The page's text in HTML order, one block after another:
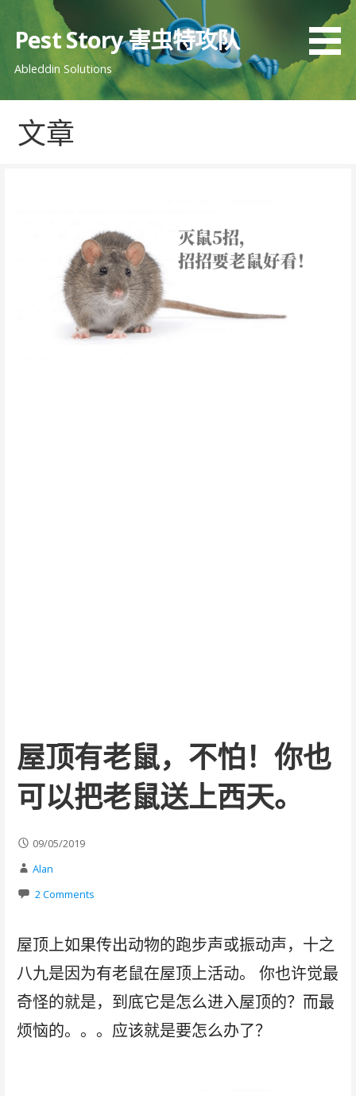
Pest Story 害虫特攻队
Ableddin Solutions
文章
屋顶有老鼠，不怕！你也
可以把老鼠送上西天。
09/05/2019
Alan
2 Comments
屋顶上如果传出动物的跑步声或振动声，十之
八九是因为有老鼠在屋顶上活动。 你也许觉最
奇怪的就是，到底它是怎么进入屋顶的？而最
烦恼的。。。应该就是要怎么办了？